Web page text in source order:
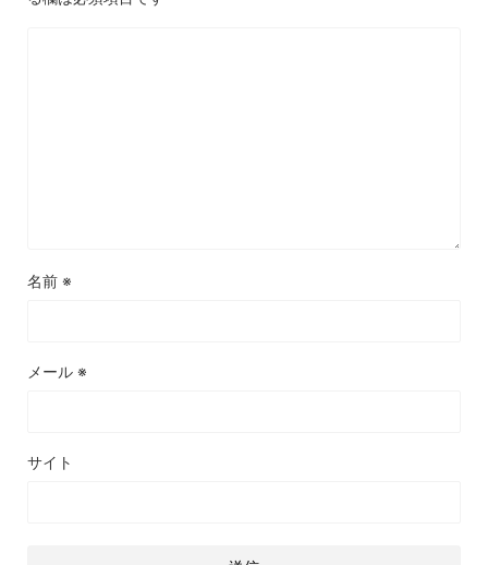
名前 ※
メール ※
サイト